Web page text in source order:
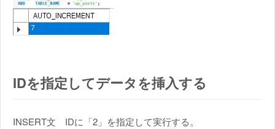
IDを指定してデータを挿入する
INSERT文 IDに「2」を指定して実行する。